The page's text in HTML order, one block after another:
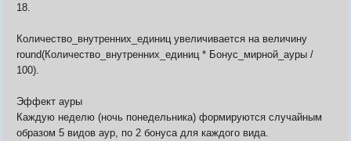
18.
Количество_внутренних_единиц увеличивается на величину
round(Количество_внутренних_единиц * Бонус_мирной_ауры /
100).
Эффект ауры
Каждую неделю (ночь понедельника) формируются случайным
образом 5 видов аур, по 2 бонуса для каждого вида.